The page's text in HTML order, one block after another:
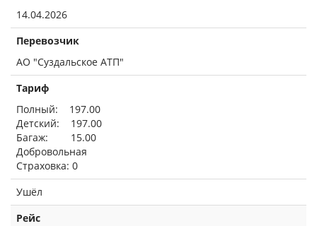
14.04.2026
Перевозчик
АО "Суздальское АТП"
Тариф
Полный: 197.00
Детский: 197.00
Багаж: 15.00
Добровольная
Страховка: 0
Ушёл
Рейс